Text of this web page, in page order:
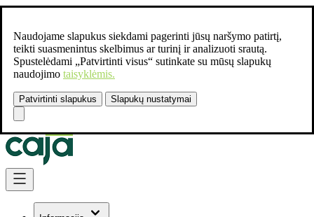
Naudojame slapukus siekdami pagerinti jūsų naršymo patirtį,
teikti suasmenintus skelbimus ar turinį ir analizuoti srautą.
Spustelėdami „Patvirtinti visus“ sutinkate su mūsų slapukų
naudojimo taisyklėmis.
Patvirtinti slapukus Slapukų nustatymai
Susisiekite:
Skip to Content